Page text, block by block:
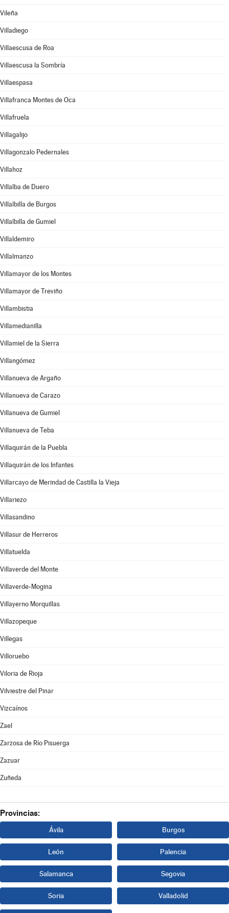
Vileña
Villadiego
Villaescusa de Roa
Villaescusa la Sombría
Villaespasa
Villafranca Montes de Oca
Villafruela
Villagalijo
Villagonzalo Pedernales
Villahoz
Villalba de Duero
Villalbilla de Burgos
Villalbilla de Gumiel
Villaldemiro
Villalmanzo
Villamayor de los Montes
Villamayor de Treviño
Villambistia
Villamedianilla
Villamiel de la Sierra
Villangómez
Villanueva de Argaño
Villanueva de Carazo
Villanueva de Gumiel
Villanueva de Teba
Villaquirán de la Puebla
Villaquirán de los Infantes
Villarcayo de Merindad de Castilla la Vieja
Villariezo
Villasandino
Villasur de Herreros
Villatuelda
Villaverde del Monte
Villaverde-Mogina
Villayerno Morquillas
Villazopeque
Villegas
Villoruebo
Viloria de Rioja
Vilviestre del Pinar
Vizcaínos
Zael
Zarzosa de Río Pisuerga
Zazuar
Zuñeda
Provincias:
Ávila Burgos
León Palencia
Salamanca Segovia
Soria Valladolid